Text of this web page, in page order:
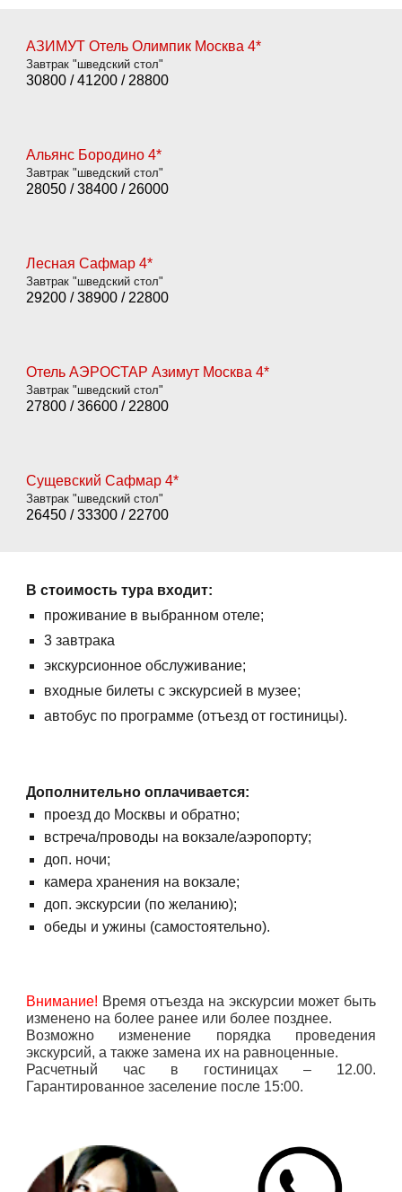
АЗИМУТ Отель Олимпик Москва 4*
Завтрак "шведский стол"
30800 /41200 / 28800
Альянс Бородино 4*
Завтрак "шведский стол"
28050 /38400 / 26000
Лесная Сафмар 4*
Завтрак "шведский стол"
29200 /38900 / 22800
Отель АЭРОСТАР Азимут Москва 4*
Завтрак "шведский стол"
27800 /36600 / 22800
Сущевский Сафмар 4*
Завтрак "шведский стол"
26450 /33300 / 22700
В стоимость тура входит:
проживание в выбранном отеле;
3 завтрака
экскурсионное обслуживание;
входные билеты с экскурсией в музее;
автобус по программе (отъезд от гостиницы).
Дополнительно оплачивается:
проезд до Москвы и обратно;
встреча/проводы на вокзале/аэропорту;
доп. ночи;
камера хранения на вокзале;
доп. экскурсии (по желанию);
обеды и ужины (самостоятельно).
Внимание! Время отъезда на экскурсии может быть
изменено на более ранее или более позднее.
Возможно изменение порядка проведения
экскурсий, а также замена их на равноценные.
Расчетный час в гостиницах – 12.00.
Гарантированное заселение после 15:00.